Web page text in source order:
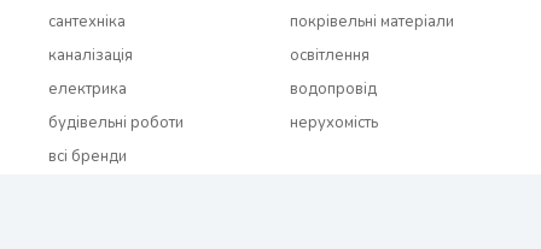
сантехніка
каналізація
електрика
будівельні роботи
всi бренди
покрівельні матеріали
освітлення
водопровід
нерухомість